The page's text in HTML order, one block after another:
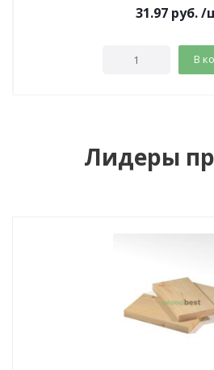
31.97руб. /
В
Лидеры